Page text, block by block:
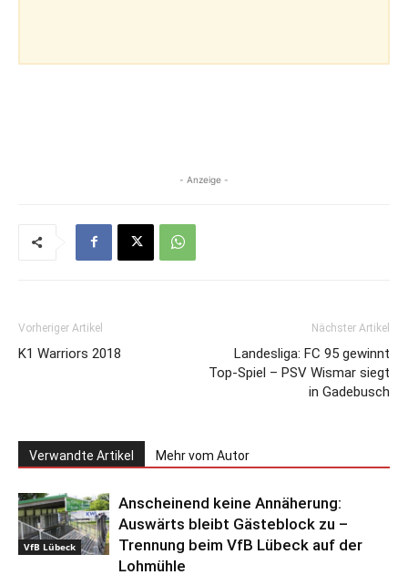
- Anzeige -
Vorheriger Artikel
K1 Warriors 2018
Nächster Artikel
Landesliga: FC 95 gewinnt
Top-Spiel – PSV Wismar siegt
in Gadebusch
Verwandte Artikel Mehr vom Autor
VfB Lübeck
Anscheinend keine Annäherung:
Auswärts bleibt Gästeblock zu –
Trennung beim VfB Lübeck auf der
Lohmühle